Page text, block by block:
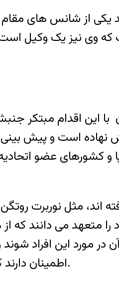
یکی از شانس های
نیز یک وکیل است
اقدام مبتکر
است و پیش بینی
و کشورهای عضو
مثل نوربرت روتگن
متعهد می دانند که
مورد این افراد شوند
اطمینان دارند که آنها جز دفاع از حقوق مدنی خود کاری نکرده اند.